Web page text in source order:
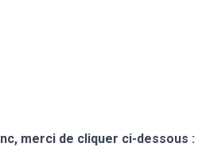
merci de cliquer ci-dessous :